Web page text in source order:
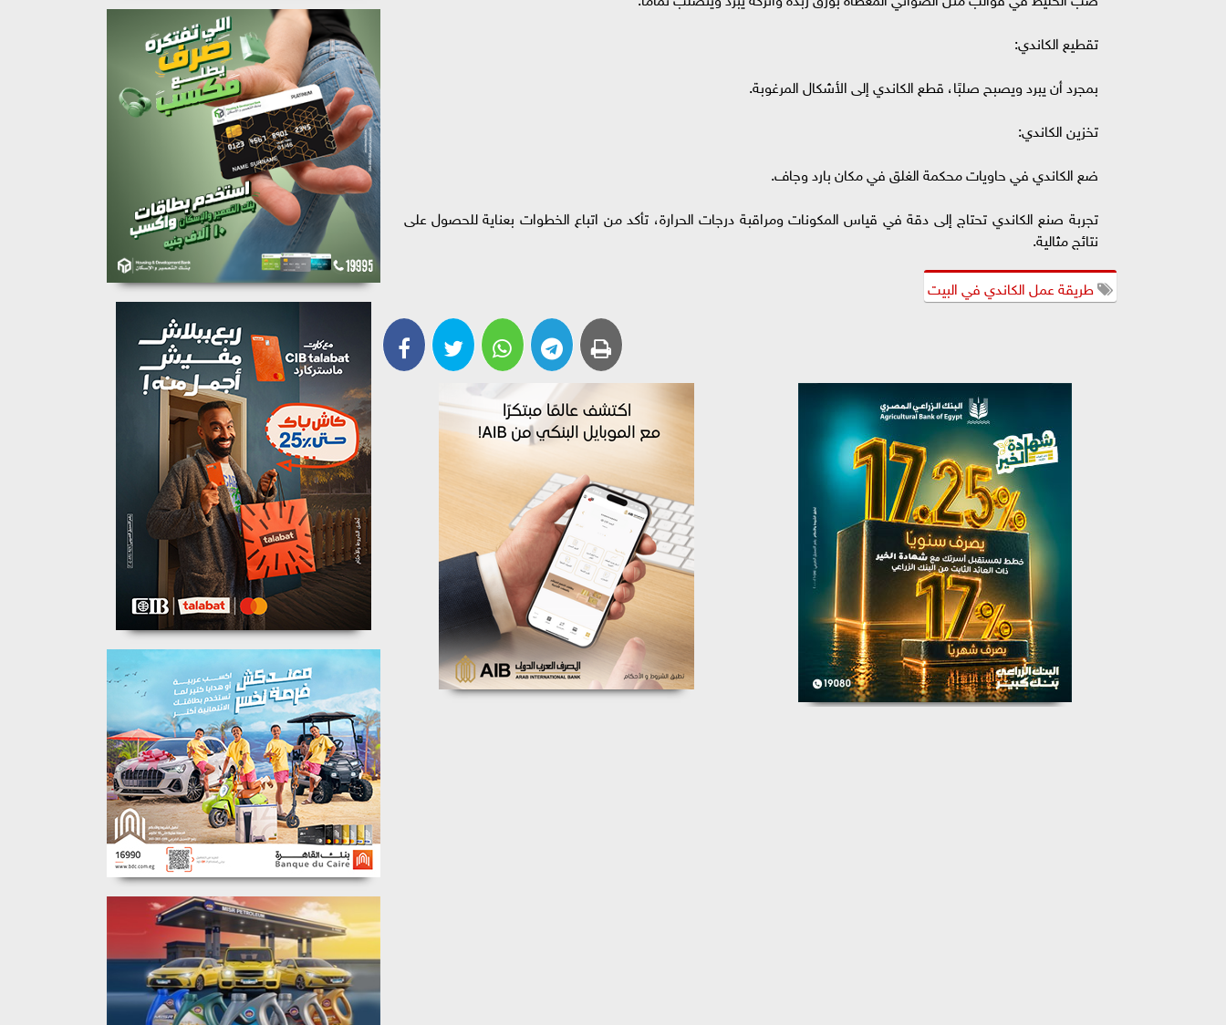
تقطيع الكاندي:
بمجرد أن يبرد ويصبح صلبًا، قطع الكاندي إلى الأشكال المرغوبة.
تخزين الكاندي:
ضع الكاندي في حاويات محكمة الغلق في مكان بارد وجاف.
تجربة صنع الكاندي تحتاج إلى دقة في قياس المكونات ومراقبة درجات الحرارة، تأكد من اتباع الخطوات بعناية للحصول على
نتائج مثالية.
طريقة عمل الكاندي في البيت